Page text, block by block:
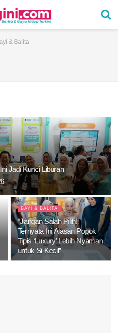
& Balita
Jadi Kunci Liburan
BAYI & BALITA
“Jangan Salah Pilih!
Ternyata Ini Alasan Popok
Tipis ‘Luxury’ Lebih Nyaman
untuk Si Kecil”